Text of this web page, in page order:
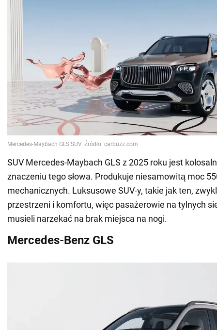
SUV Mercedes-Maybach GLS z 2025 roku jest
znaczeniu tego słowa. Produkuje niesamowitą moc
mechanicznych. Luksusowe SUV-y, takie jak ten,
przestrzeni i komfortu, więc pasażerowie na tylnych
musieli narzekać na brak miejsca na nogi.
Mercedes-Benz GLS